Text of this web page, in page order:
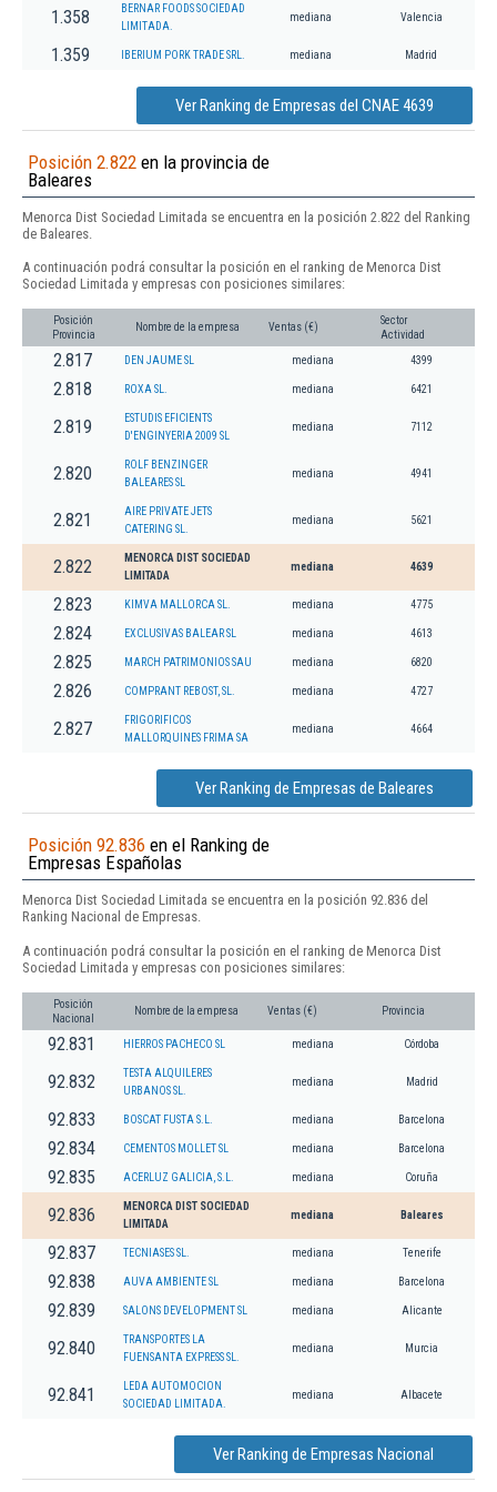
1.358
BERNAR FOODS SOCIEDAD
LIMITADA.
mediana Valencia
1.359 IBERIUM PORK TRADE SRL. mediana Madrid
Ver Ranking de Empresas del CNAE 4639
Posición 2.822 en la provincia de
Baleares
Menorca Dist Sociedad Limitada se encuentra en la posición 2.822 del Ranking
de Baleares.
A continuación podrá consultar la posición en el ranking de Menorca Dist
Sociedad Limitada y empresas con posiciones similares:
Posición
Provincia
Nombre de la empresa Ventas (€)
Sector
Actividad
2.817 DEN JAUME SL mediana 4399
2.818 ROXA SL. mediana 6421
2.819
ESTUDIS EFICIENTS
D'ENGINYERIA 2009 SL
mediana 7112
2.820
ROLF BENZINGER
BALEARES SL
mediana 4941
2.821
AIRE PRIVATE JETS
CATERING SL.
mediana 5621
2.822
MENORCA DIST SOCIEDAD
LIMITADA
mediana 4639
2.823 KIMVA MALLORCA SL. mediana 4775
2.824 EXCLUSIVAS BALEAR SL mediana 4613
2.825 MARCH PATRIMONIOS SAU mediana 6820
2.826 COMPRANT REBOST, SL. mediana 4727
2.827
FRIGORIFICOS
MALLORQUINES FRIMA SA
mediana 4664
Ver Ranking de Empresas de Baleares
Posición 92.836 en el Ranking de
Empresas Españolas
Menorca Dist Sociedad Limitada se encuentra en la posición 92.836 del
Ranking Nacional de Empresas.
A continuación podrá consultar la posición en el ranking de Menorca Dist
Sociedad Limitada y empresas con posiciones similares:
Posición
Nacional
Nombre de la empresa Ventas (€) Provincia
92.831 HIERROS PACHECO SL mediana Córdoba
92.832
TESTA ALQUILERES
URBANOS SL.
mediana Madrid
92.833 BOSCAT FUSTA S.L. mediana Barcelona
92.834 CEMENTOS MOLLET SL mediana Barcelona
92.835 ACERLUZ GALICIA, S.L. mediana Coruña
92.836
MENORCA DIST SOCIEDAD
LIMITADA
mediana Baleares
92.837 TECNIASES SL. mediana Tenerife
92.838 AUVA AMBIENTE SL mediana Barcelona
92.839 SALONS DEVELOPMENT SL mediana Alicante
92.840
TRANSPORTES LA
FUENSANTA EXPRESS SL.
mediana Murcia
92.841
LEDA AUTOMOCION
SOCIEDAD LIMITADA.
mediana Albacete
Ver Ranking de Empresas Nacional